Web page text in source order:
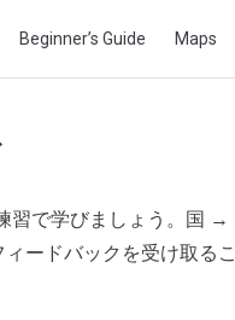
Beginner’s Guide Maps
習で学びましょう。国 →
ードバックを受け取るこ